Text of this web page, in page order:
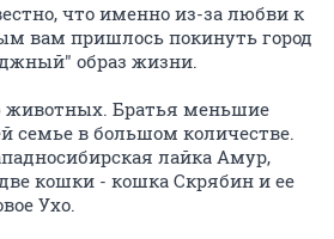
что именно из-за любви к
вам пришлось покинуть город
образ жизни.
животных. Братья меньшие
семье в большом количестве.
лайка Амур,
кошки - кошка Скрябин и ее
Ухо.